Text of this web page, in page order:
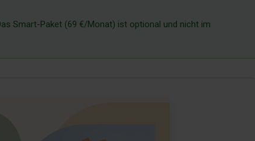
Smart-Paket (69 €/Monat) ist optional und nicht im